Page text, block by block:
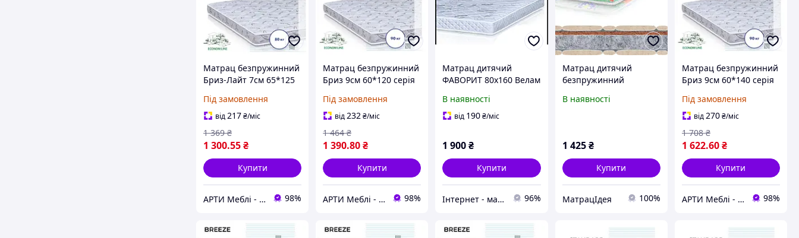
Матрац безпружинний
Бриз-Лайт 7см 65*125
Під замовлення
від217₴/міс
1 300.55₴
1 369 ₴
Купити
АРТИ Меблі - artimebel.com.ua 98%
Матрац безпружинний
Бриз 9см 60*120 серія
Під замовлення
від232₴/міс
1 390.80₴
1 464 ₴
Купити
АРТИ Меблі - artimebel.com.ua 98%
Матрац дитячий
ФАВОРИТ 80х160 Велам
В наявності
від 190₴/міс
1 900₴
Купити
Інтернет - магазин "WagonShop" 96%
Матрац дитячий
безпружинний
В наявності
1 425 ₴
Купити
МатрацІдея 100%
Матрац безпружинний
Бриз 9см 60*140 серія
Під замовлення
від270₴/міс
1 622.60₴
1 708 ₴
Купити
АРТИ Меблі - artimebel.com.ua 98%